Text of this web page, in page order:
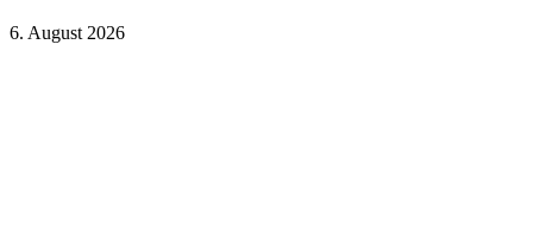
6. August 2026